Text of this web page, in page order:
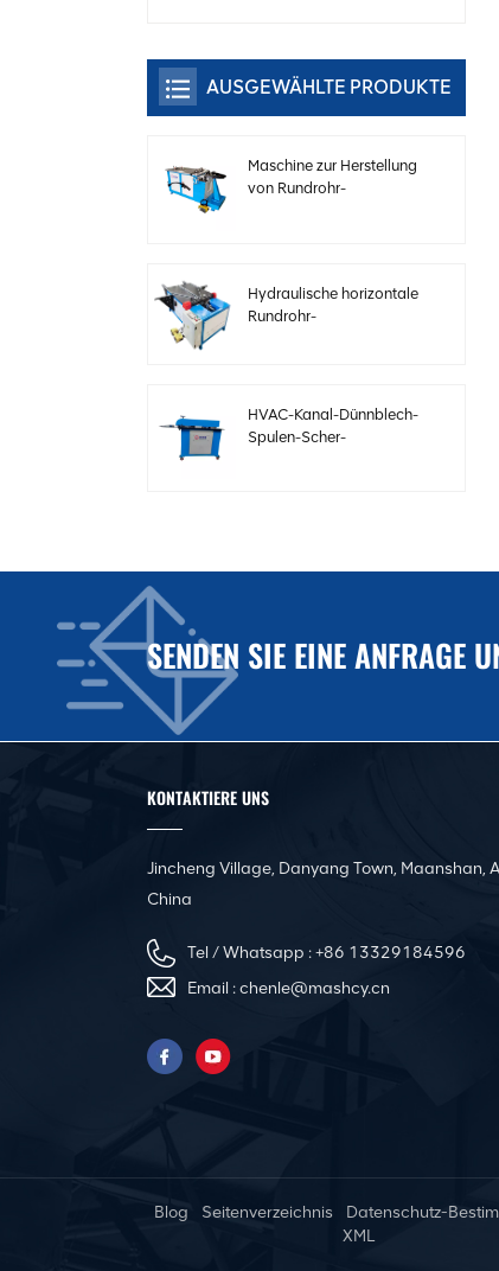
AUSGEWÄHLTE PRODUKTE
Maschine zur Herstellung
von Rundrohr-
Hydraulische horizontale
Rundrohr-
HVAC-Kanal-Dünnblech-
Spulen-Scher-
Automatische
CNC-Winkelstahlflansch-
und Sickenmaschine für
Innovative rein
Abkantpresse
SENDEN SIE EINE ANFRAGE
KONTAKTIERE UNS
Jincheng Village, Danyang Town, Maanshan,
China
Tel / Whatsapp :+86 13329184596
Email :chenle@mashcy.cn
Blog Seitenverzeichnis
Datenschutz-
XML